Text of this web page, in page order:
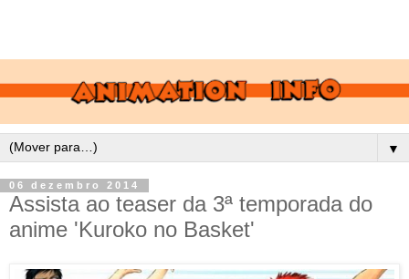
▼
06 dezembro 2014
Assista ao teaser da 3ª temporada do
anime 'Kuroko no Basket'